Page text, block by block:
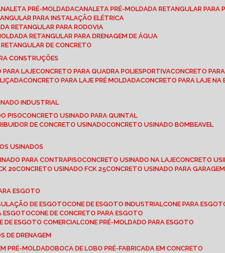
PRÉ-MOLDADA CANALETA PRÉ-MOLDADA RETANGULAR PARA
PARA INSTALAÇÃO ELÉTRICA
RETANGULAR PARA RODOVIA
RETANGULAR PARA DRENAGEM DE ÁGUA
DE CONCRETO
CONSTRUÇÕES
PARA LAJE CONCRETO PARA QUADRA POLIESPORTIVA CONCRETO
CONCRETO PARA LAJE PRÉ MOLDADA CONCRETO PARA LAJE NA
INDUSTRIAL
PISO
CONCRETO USINADO PARA QUINTAL
DE CONCRETO USINADO
CONCRETO USINADO BOMBEAVEL
USINADOS
PARA CONTRAPISO CONCRETO USINADO NA LAJE CONCRETO
20 CONCRETO USINADO FCK 25 CONCRETO USINADO PARA GARAGEM
ESGOTO
DE ESGOTO CONE DE ESGOTO INDUSTRIAL CONE PARA
ESGOTO CONE DE CONCRETO PARA ESGOTO
DE ESGOTO COMERCIAL
CONE PRÉ-MOLDADO PARA ESGOTO
DE DRENAGEM
PRÉ-MOLDADO
BOCA DE LOBO PRÉ-FABRICADA EM CONCRETO